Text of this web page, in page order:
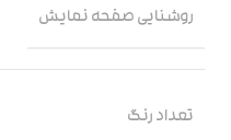
روشنایی صفحه نمایش
تعداد رنگ